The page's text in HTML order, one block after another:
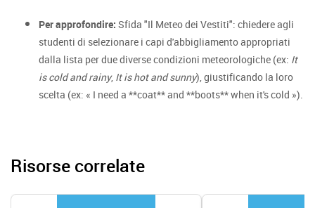
Per approfondire: Sfida "Il Meteo dei Vestiti": chiedere agli
studenti di selezionare i capi d'abbigliamento appropriati
dalla lista per due diverse condizioni meteorologiche (ex: It
is cold and rainy, It is hot and sunny), giustificando la loro
scelta (ex: « I need a **coat** and **boots** when it's cold »).
Risorse correlate